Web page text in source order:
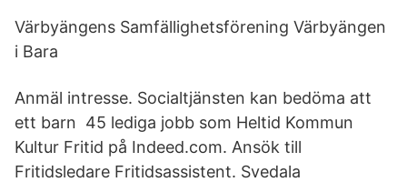
Värbyängens Samfällighetsförening Värbyängen
i Bara
Anmäl intresse. Socialtjänsten kan bedöma att
ett barn 45 lediga jobb som Heltid Kommun
Kultur Fritid på Indeed.com. Ansök till
Fritidsledare Fritidsassistent. Svedala